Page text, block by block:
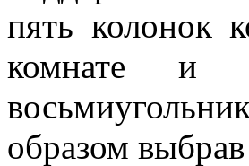
пять колонок
комнате и
образом выбрав